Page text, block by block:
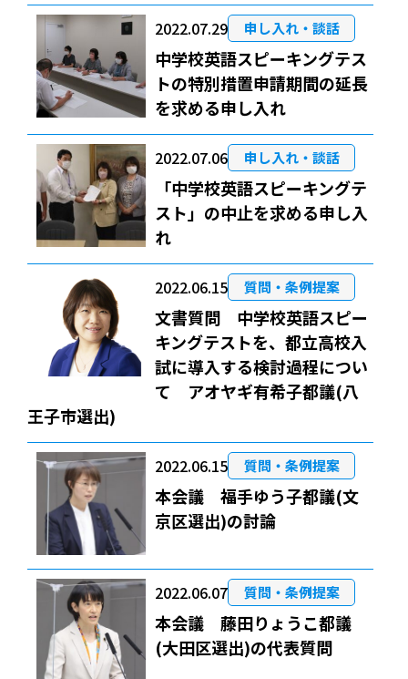
2022.07.29 申し入れ・談話
中学校英語スピーキングテス
トの特別措置申請期間の延長
を求める申し入れ
2022.07.06 申し入れ・談話
「中学校英語スピーキングテ
スト」の中止を求める申し入
れ
2022.06.15 質問・条例提案
文書質問 中学校英語スピー
キングテストを、都立高校入
試に導入する検討過程につい
て アオヤギ有希子都議(八
王子市選出)
2022.06.15 質問・条例提案
本会議 福手ゆう子都議(文
京区選出)の討論
2022.06.07 質問・条例提案
本会議 藤田りょうこ都議
(大田区選出)の代表質問